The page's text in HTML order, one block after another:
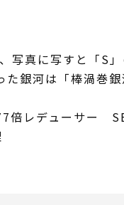
真に写すと「S
銀河は「棒渦巻
倍レデューサー